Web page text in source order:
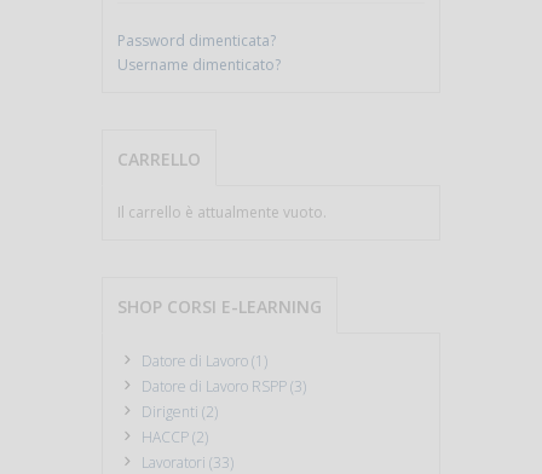
Password dimenticata?
Username dimenticato?
CARRELLO
Il carrello è attualmente vuoto.
SHOP CORSI E-LEARNING
Datore di Lavoro (1)
Datore di Lavoro RSPP (3)
Dirigenti (2)
HACCP (2)
Lavoratori (33)